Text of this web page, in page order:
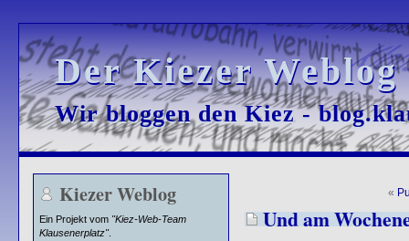
Der Kiezer
Der Kiezer
Wir bloggen den Kiez -
Wir bloggen den Kiez -
Kiezer Weblog
Ein Projekt vom "Kiez-Web-Team
Klausenerplatz".
«
Und am